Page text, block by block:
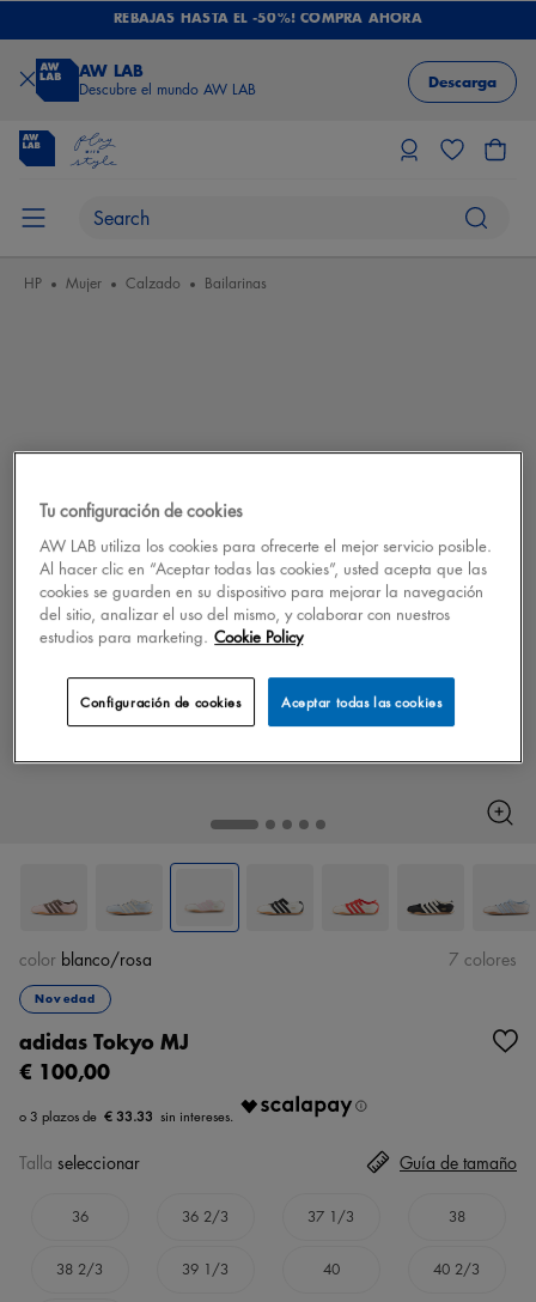
REBAJAS HASTA EL -50%! COMPRA AHORA
AW LAB
Descubre el mundo AW LAB Descarga
HP Mujer Calzado Bailarinas
Novedad
adidas Tokyo MJ
€ 100,00
€ 33.33
color blanco/rosa 7 colores
Talla seleccionar
36 36 2/3 37 1/3 38
38 2/3 39 1/3 40 40 2/3
Guía de tamaño
Tu configuración de cookies
AW LAB utiliza los cookies para ofrecerte el mejor servicio posible.
Al hacer clic en “Aceptar todas las cookies”, usted acepta que las
cookies se guarden en su dispositivo para mejorar la navegación
del sitio, analizar el uso del mismo, y colaborar con nuestros
estudios para marketing. Cookie Policy
Aceptar todas las cookies
Configuración de cookies